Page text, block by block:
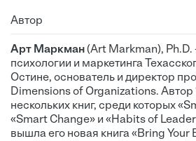
Автор
Арт Маркман(Art Markman),
психологии и маркетинга
Остине, основатель и директор
Dimensions of Organizations. Автор
нескольких книг, среди которых
«Smart Change» и «Habits of
вышла его новая книга «Bring Your